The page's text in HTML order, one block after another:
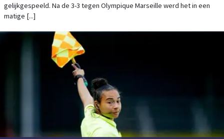
gelijkgespeeld. Na de 3-3 tegen Olympique Marseille werd het in een
matige [...]